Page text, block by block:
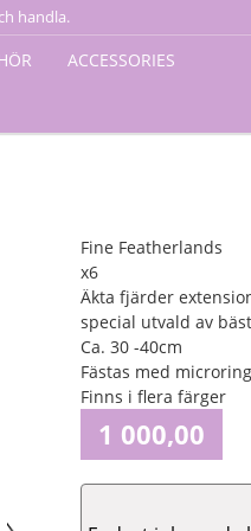
handla.
ACCESSORIES
Fine Featherlands
x6
Äkta fjärder
special utvald av
Ca. 30 -40cm
Fästas med
Finns i flera färger
1 000,00